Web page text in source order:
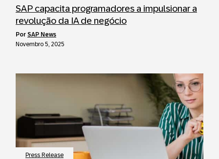
SAP capacita programadores a impulsionar a
revolução da IA de negócio
por SAP News
Novembro 5, 2025
Press Release